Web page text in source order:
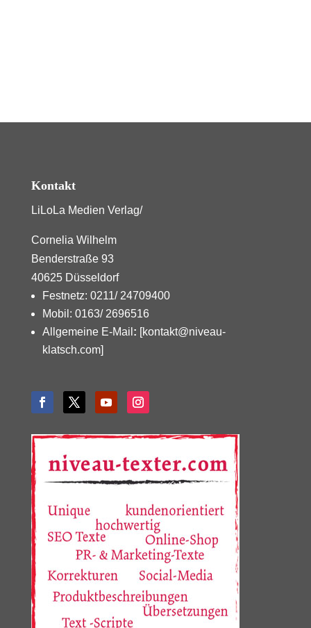
Kontakt
LiLoLa Medien Verlag/
Cornelia Wilhelm
Benderstraße 93
40625 Düsseldorf
Festnetz: 0211/ 24709400
Mobil: 0163/ 2696516
Allgemeine E-Mail : [kontakt@niveau-
klatsch.com]